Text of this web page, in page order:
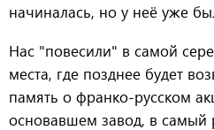
начиналась, но у неё уже
Нас "повесили" в самой
места, где позднее будет
память о франко-русском
основавшем завод, в